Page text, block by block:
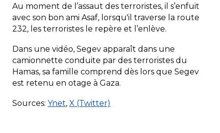
Au moment de l’assaut des terroristes, il s’enfuit
avec son bon ami Asaf, lorsqu'il traverse la route
232, les terroristes le repère et l’enlève.
Dans une vidéo, Segev apparaît dans une
camionnette conduite par des terroristes du
Hamas, sa famille comprend dès lors que Segev
est retenu en otage à Gaza.
Sources:Ynet,X (Twitter)